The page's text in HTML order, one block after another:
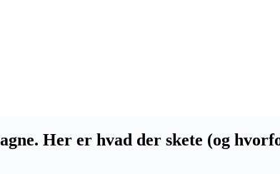
Her er hvad der skete (og